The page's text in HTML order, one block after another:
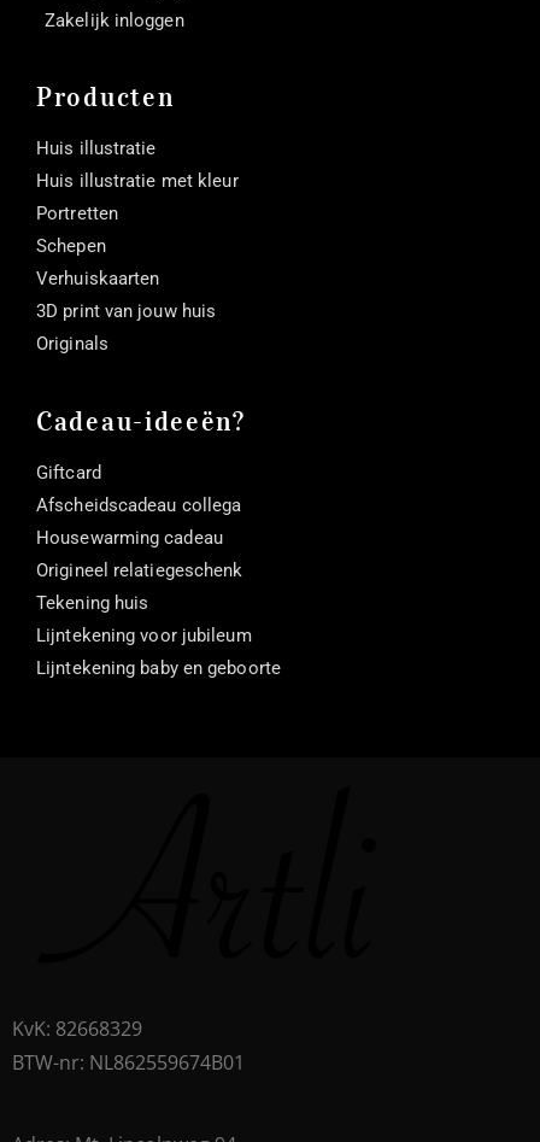
Zakelijk inloggen
Producten
Huis illustratie
Huis illustratie met kleur
Portretten
Schepen
Verhuiskaarten
3D print van jouw huis
Originals
Cadeau-ideeën?
Giftcard
Afscheidscadeau collega
Housewarming cadeau
Origineel relatiegeschenk
Tekening huis
Lijntekening voor jubileum
Lijntekening baby en geboorte
KvK: 82668329​
BTW-nr: NL862559674B01​